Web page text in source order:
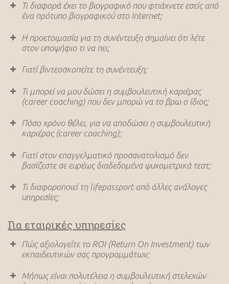
Τι διαφορά έχει το βιογραφικό που φτιάχνετε εσείς από
ένα πρότυπο βιογραφικού στο Internet;
Η προετοιμασία για τη συνέντευξη σημαίνει ότι λέτε
στον υποψήφιο τι να πει;
Γιατί βιντεοσκοπείτε τη συνέντευξη;
Μία εικόνα ίσον χίλιες λέξεις! Στο εξωτερικό η
μέθοδος αυτή χρησιμοποιείται σε μεγάλο βαθμό
πρωτοπορεί η HR Passport. Είναι καθοριστικό να
Με τον τρόπο αυτό αποτυπώνονται πολύ πιο άμεσα
και δουλεύουμε πολύ στοχευμένα.
Τι μπορεί να μου δώσει η συμβουλευτική καριέρας
(career coaching) που δεν μπορώ να το βρω ο ίδιος;
Πόσο χρόνο θέλει, για να αποδώσει η συμβουλευτική
καριέρας (career coaching);
Γιατί στον επαγγελματικό προσανατολισμό δεν
βασίζεστε σε ευρέως διαδεδομένα ψυχομετρικά τεστ;
Τι διαφοροποιεί τη lifepassport από άλλες ανάλογες
υπηρεσίες;
Για εταιρικές υπηρεσίες
Πώς αξιολογείτε το ROΙ (Return On Ιnvestment) των
εκπαιδευτικών σας προγραμμάτων;
Μήπως είναι πολυτέλεια η συμβουλευτική στελεχών